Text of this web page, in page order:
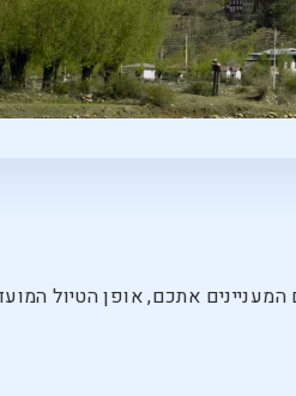
אתכם, אופן הטיול